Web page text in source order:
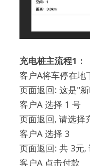
充电桩主流程1 ：
客户A将车停在地
页面返回: 这是"
客户A 选择 1 号
页面返回, 请选择
客户A 选择 3
页面返回: 共 3元,
客户A 点击付款